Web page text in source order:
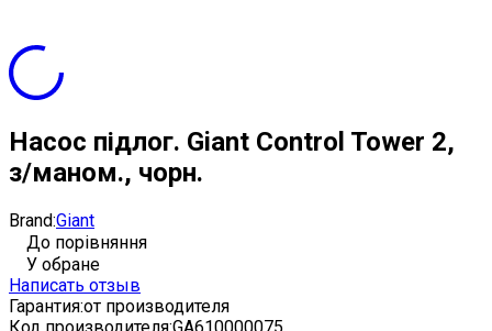
Насос підлог. Giant Control Tower 2,
з/маном., чорн.
Brand:Giant
До порівняння
У обране
Написать отзыв
Гарантия:от производителя